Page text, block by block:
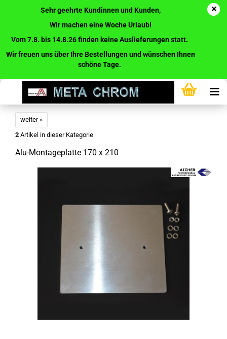
Sehr geehrte Kundinnen und Kunden,
Wir machen eine Woche Urlaub!
Vom 7.8. bis 14.8.26 finden keine Auslieferungen statt.
Wir freuen uns über Ihre Bestellungen und wünschen Ihnen
schöne Tage.
weiter »
2 Artikel in dieser Kategorie
Alu-Montageplatte 170 x 210